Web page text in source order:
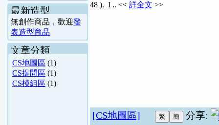
最新造型
無創作商品，歡迎發
表造型商品
文章分類
CS地圖區 (1)
CS提問區 (1)
CS模組區 (1)
48 ). I .. << 詳全文 >>
分享:
[CS地圖區]